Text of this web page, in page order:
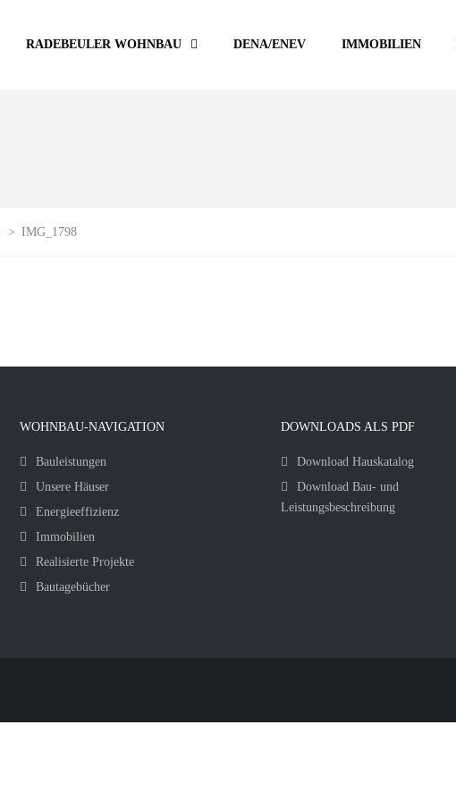
RADEBEULER WOHNBAU DENA/ENEV IMMOBILIEN
> IMG_1798
WOHNBAU-NAVIGATION
Bauleistungen
Unsere Häuser
Energieeffizienz
Immobilien
Realisierte Projekte
Bautagebücher
DOWNLOADS ALS PDF
Download Hauskatalog
Download Bau- und
Leistungsbeschreibung